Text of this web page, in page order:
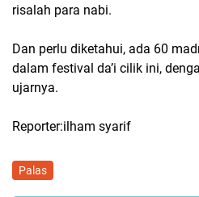
risalah para nabi.
Dan perlu diketahui, ada 60
dalam festival da’i cilik ini,
ujarnya.
Reporter:ilham syarif
Palas